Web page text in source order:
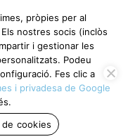
pròpies per al
nostres socis (inclòs
i gestionar les
Podeu
Fes clic a
i privadesa de Google
de cookies